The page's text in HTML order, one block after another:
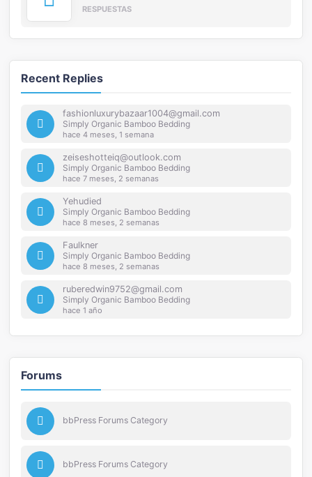
RESPUESTAS
Recent Replies
fashionluxurybazaar1004@gmail.com
Simply Organic Bamboo Bedding
hace 4 meses, 1 semana
zeiseshotteiq@outlook.com
Simply Organic Bamboo Bedding
hace 7 meses, 2 semanas
Yehudied
Simply Organic Bamboo Bedding
hace 8 meses, 2 semanas
Faulkner
Simply Organic Bamboo Bedding
hace 8 meses, 2 semanas
ruberedwin9752@gmail.com
Simply Organic Bamboo Bedding
hace 1 año
Forums
bbPress Forums Category
bbPress Forums Category